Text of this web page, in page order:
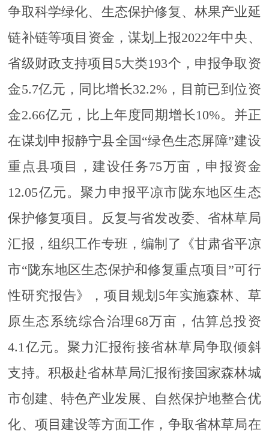
争取科学绿化、生态保护修复、林果产业延
链补链等项目资金，谋划上报2022年中央、
省级财政支持项目5大类193个，申报争取资
金5.7亿元，同比增长32.2%，目前已到位资
金2.66亿元，比上年度同期增长10%。并正
在谋划申报静宁县全国“绿色生态屏障”建设
重点县项目，建设任务75万亩，申报资金
12.05亿元。聚力申报平凉市陇东地区生态
保护修复项目。反复与省发改委、省林草局
汇报，组织工作专班，编制了《甘肃省平凉
市“陇东地区生态保护和修复重点项目”可行
性研究报告》，项目规划5年实施森林、草
原生态系统综合治理68万亩，估算总投资
4.1亿元。聚力汇报衔接省林草局争取倾斜
支持。积极赴省林草局汇报衔接国家森林城
市创建、特色产业发展、自然保护地整合优
化、项目建设等方面工作，争取省林草局在